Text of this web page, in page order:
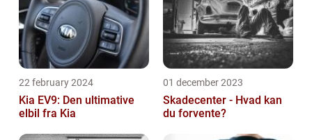
22 february 2024
Kia EV9: Den ultimative
elbil fra Kia
01 december 2023
Skadecenter - Hvad kan
du forvente?